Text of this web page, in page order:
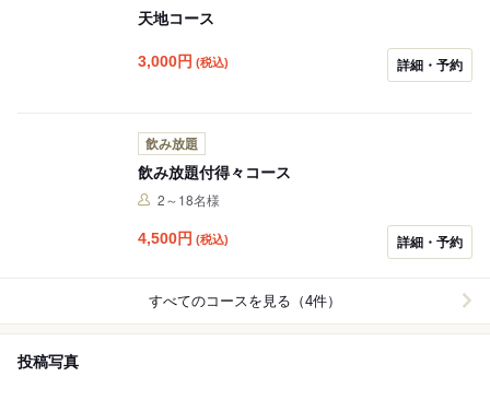
天地コース
3,000円 (税込) 詳細・予約
飲み放題
飲み放題付得々コース
2～18名様
4,500円 (税込) 詳細・予約
すべてのコースを見る（4件）
投稿写真